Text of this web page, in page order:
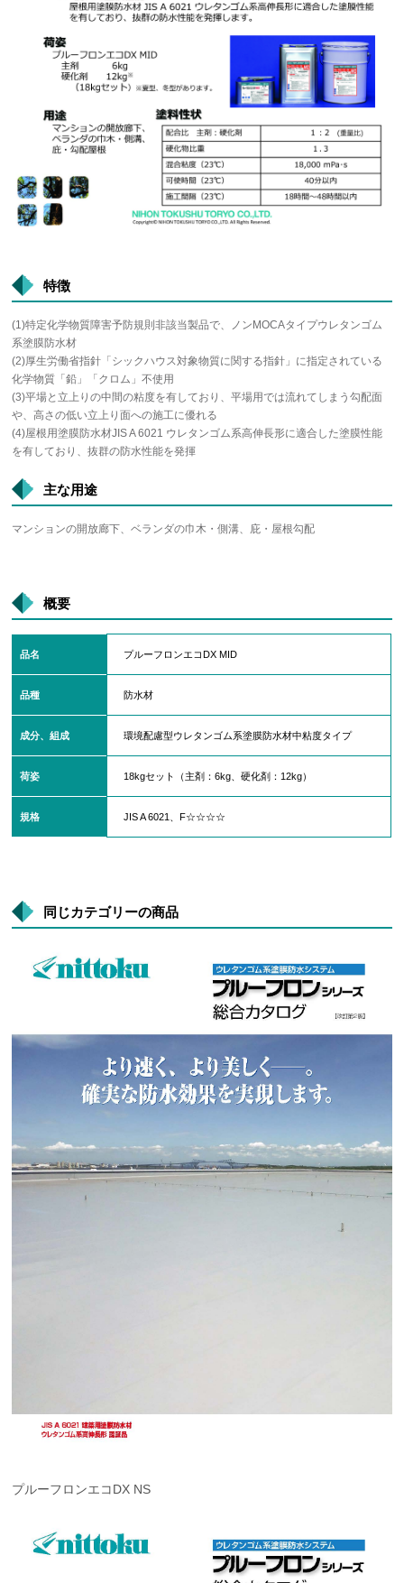
特徴
(1)特定化学物質障害予防規則非該当製品で、ノンMOCAタイプウレタンゴム
系塗膜防水材
(2)厚生労働省指針「シックハウス対象物質に関する指針」に指定されている
化学物質「鉛」「クロム」不使用
(3)平場と立上りの中間の粘度を有しており、平場用では流れてしまう勾配面
や、高さの低い立上り面への施工に優れる
(4)屋根用塗膜防水材JIS A 6021 ウレタンゴム系高伸長形に適合した塗膜性能
を有しており、抜群の防水性能を発揮
主な用途
マンションの開放廊下、ベランダの巾木・側溝、庇・屋根勾配
概要
品名 プルーフロンエコDX MID
品種 防水材
成分、組成 環境配慮型ウレタンゴム系塗膜防水材中粘度タイプ
荷姿 18kgセット（主剤：6kg、硬化剤：12kg）
規格 JIS A 6021、F☆☆☆☆
同じカテゴリーの商品
プルーフロンエコDX NS